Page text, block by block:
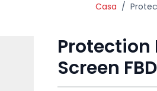
Casa /
Protection
Screen